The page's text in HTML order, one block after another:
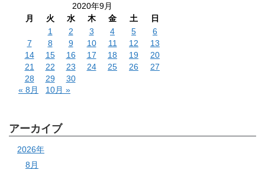
2020年9月
月
火 水 木 金 土
日
1
2 3 4 5
6
7
8 9 10 11 12
13
14
15 16 17 18 19
20
21
22 23 24 25 26
27
28
29
30
« 8月
10月 »
アーカイブ
2026年
8月